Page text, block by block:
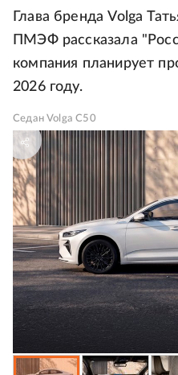
Глава бренда Volga
ПМЭФ рассказала
компания планирует
2026 году.
Седан Volga C50